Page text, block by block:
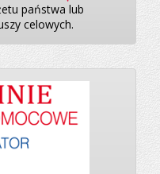
państwa lub
celowych.